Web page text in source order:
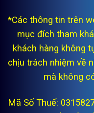
*Các thông tin trên
mục đích tham
khách hàng không
chịu trách nhiệm về
mà không
Mã Số Thuế: